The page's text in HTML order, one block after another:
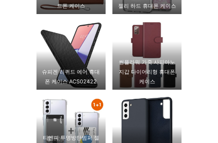
드폰 케이스
젤리 하드 휴대폰 케이스
슈피겐 리퀴드 에어 휴대
폰 케이스 ACS02422
썬플라워 가죽 사피아노
지갑 다이어리형 휴대폰
케이스
티엔피 투명방탄범퍼 젤